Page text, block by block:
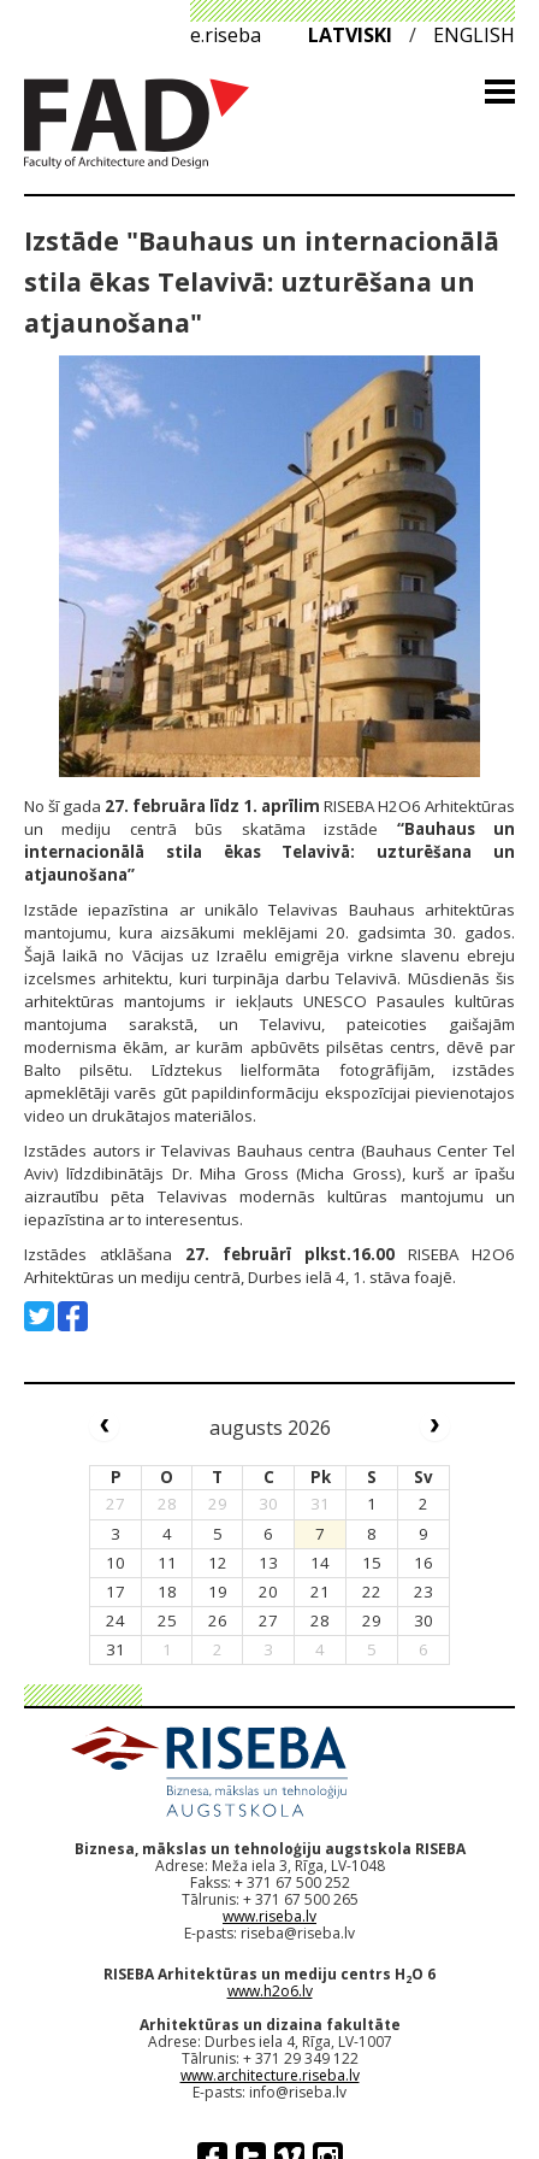
e.riseba LATVISKI / ENGLISH
Izstāde "Bauhaus un internacionālā
stila ēkas Telavivā: uzturēšana un
atjaunošana"
No šī gada 27. februāra līdz 1. aprīlim RISEBA H2O6 Arhitektūras
un mediju centrā būs skatāma izstāde “Bauhaus un
internacionālā stila ēkas Telavivā: uzturēšana un
atjaunošana”
Izstāde iepazīstina ar unikālo Telavivas Bauhaus arhitektūras
mantojumu, kura aizsākumi meklējami 20. gadsimta 30. gados.
Šajā laikā no Vācijas uz Izraēlu emigrēja virkne slavenu ebreju
izcelsmes arhitektu, kuri turpināja darbu Telavivā. Mūsdienās šis
arhitektūras mantojums ir iekļauts UNESCO Pasaules kultūras
mantojuma sarakstā, un Telavivu, pateicoties gaišajām
modernisma ēkām, ar kurām apbūvēts pilsētas centrs, dēvē par
Balto pilsētu. Līdztekus lielformāta fotogrāfijām, izstādes
apmeklētāji varēs gūt papildinformāciju ekspozīcijai pievienotajos
video un drukātajos materiālos.
Izstādes autors ir Telavivas Bauhaus centra (Bauhaus Center Tel
Aviv) līdzdibinātājs Dr. Miha Gross (Micha Gross), kurš ar īpašu
aizrautību pēta Telavivas modernās kultūras mantojumu un
iepazīstina ar to interesentus.
Izstādes atklāšana 27. februārī plkst.16.00 RISEBA H2O6
Arhitektūras un mediju centrā, Durbes ielā 4, 1. stāva foajē.
augusts 2026
P O T C Pk S
Sv
27
28 29 30 31 1
2
3
4 5 6 7 8
9
10
11 12 13 14 15
16
17
18 19 20 21 22
23
24
25 26 27 28 29
30
31
1 2 3 4 5 6
Biznesa, mākslas un tehnoloģiju augstskola RISEBA
Adrese: Meža iela 3, Rīga, LV-1048
Fakss: + 371 67 500 252
Tālrunis: + 371 67 500 265
www.riseba.lv
E-pasts: riseba@riseba.lv
RISEBA Arhitektūras un mediju centrs H2O 6
www.h2o6.lv
Arhitektūras un dizaina fakultāte
Adrese: Durbes iela 4, Rīga, LV-1007
Tālrunis: + 371 29 349 122
www.architecture.riseba.lv
E-pasts: info@riseba.lv